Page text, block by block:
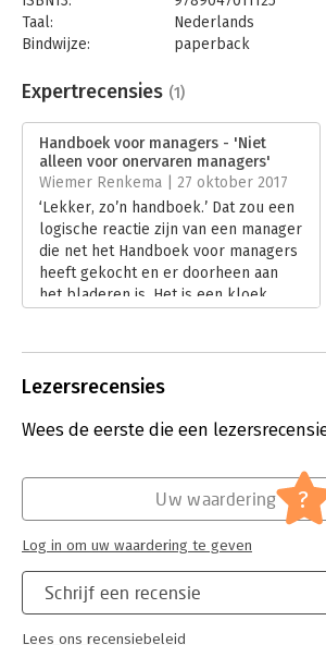
Taal:
Nederlands
Bindwijze:
paperback
Uitgever:
Business Contact
Verschijningsdatum:
Hoofdrubriek: Leiderschap
Expertrecensies (1)
Handboek voor managers - 'Niet
alleen voor onervaren managers'
Wiemer Renkema | 27 oktober 2017
‘Lekker, zo’n handboek.’ Dat zou een
logische reactie zijn van een manager
die net het Handboek voor managers
heeft gekocht en er doorheen aan
het bladeren is. Het is een kloek
Lees verder
Lezersrecensies
Wees de eerste die een
Schrijf een recensie
Lees ons recensiebeleid
Uw waardering ?
Log in om uw waardering te geven